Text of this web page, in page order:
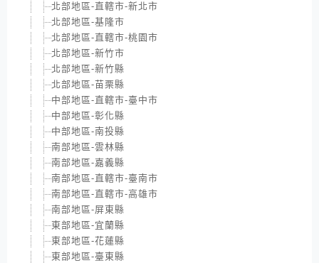
北部地區-直轄市-新北市
北部地區-基隆市
北部地區-直轄市-桃園市
北部地區-新竹市
北部地區-新竹縣
北部地區-苗栗縣
中部地區-直轄市-臺中市
中部地區-彰化縣
中部地區-南投縣
南部地區-雲林縣
南部地區-嘉義縣
南部地區-直轄市-臺南市
南部地區-直轄市-高雄市
南部地區-屏東縣
東部地區-宜蘭縣
東部地區-花蓮縣
東部地區-臺東縣